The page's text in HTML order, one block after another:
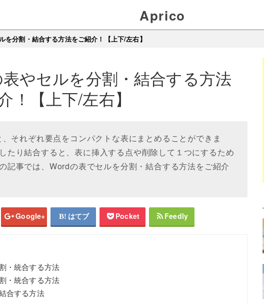
Aprico
を分割・結合する方法をご紹介！【上下/左右】
やセルを分割・結合する方法
！【上下/左右】
それぞれ要点をコンパクトな表にまとめることができま
たり結合すると、表に挿入する点や削除して１つにするため
記事では、Wordの表でセルを分割・結合する方法をご紹介
Google+ はてブ Pocket Feedly
・統合する方法
・統合する方法
合する方法